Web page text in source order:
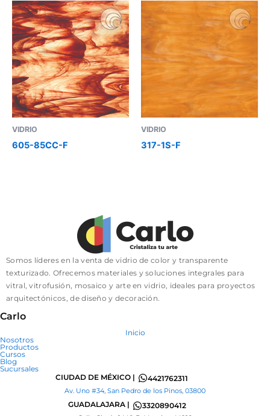
VIDRIO
605-85CC-F
VIDRIO
317-1S-F
Somos líderes en la venta de vidrio de color y transparente
texturizado. Ofrecemos materiales y soluciones integrales para
vitral, vitrofusión, mosaico y arte en vidrio, ideales para proyectos
arquitectónicos, de diseño y decoración.
Carlo
Inicio
Nosotros
Productos
Cursos
Blog
Sucursales
CIUDAD DE MÉXICO |
4421762311
Av. Uno #34, San Pedro de los Pinos, 03800
GUADALAJARA | 3320890412